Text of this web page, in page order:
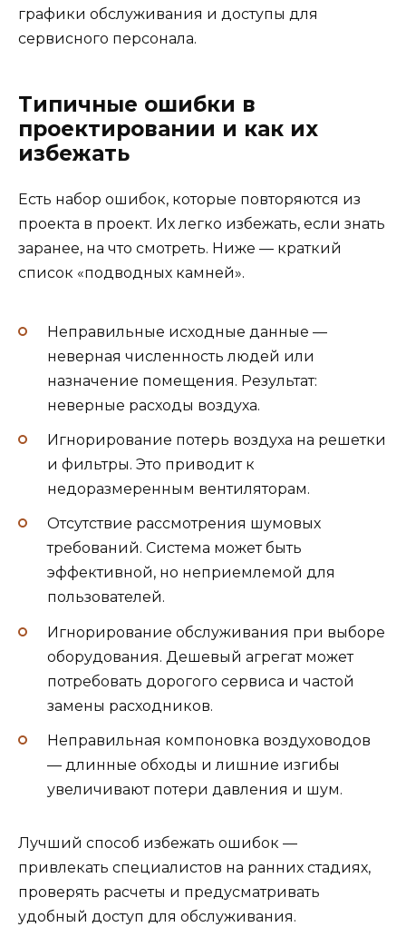
графики обслуживания и доступы для
сервисного персонала.
Типичные ошибки в
проектировании и как их
избежать
Есть набор ошибок, которые повторяются из
проекта в проект. Их легко избежать, если знать
заранее, на что смотреть. Ниже — краткий
список «подводных камней».
Неправильные исходные данные —
неверная численность людей или
назначение помещения. Результат:
неверные расходы воздуха.
Игнорирование потерь воздуха на решетки
и фильтры. Это приводит к
недоразмеренным вентиляторам.
Отсутствие рассмотрения шумовых
требований. Система может быть
эффективной, но неприемлемой для
пользователей.
Игнорирование обслуживания при выборе
оборудования. Дешевый агрегат может
потребовать дорогого сервиса и частой
замены расходников.
Неправильная компоновка воздуховодов
— длинные обходы и лишние изгибы
увеличивают потери давления и шум.
Лучший способ избежать ошибок —
привлекать специалистов на ранних стадиях,
проверять расчеты и предусматривать
удобный доступ для обслуживания.